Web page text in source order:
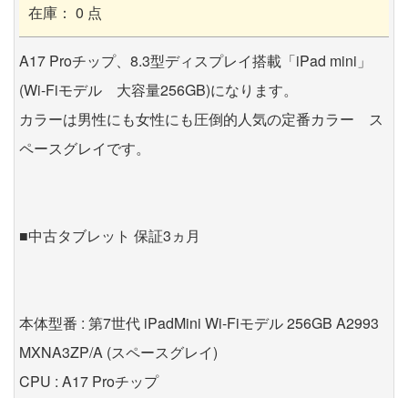
在庫： 0 点
A17 Proチップ、8.3型ディスプレイ搭載「iPad mini」
(Wi-Fiモデル 大容量256GB)になります。
カラーは男性にも女性にも圧倒的人気の定番カラー ス
ペースグレイです。
■中古タブレット 保証3ヵ月
本体型番 : 第7世代 iPadMini Wi-Fiモデル 256GB A2993
MXNA3ZP/A (スペースグレイ)
CPU : A17 Proチップ